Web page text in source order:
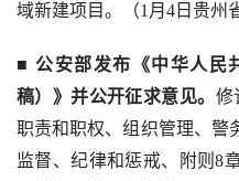
域新建项目。（1月4日贵州
■ 公安部发布《中华人民
稿）》并公开征求意见。 修
职责和职权、组织管理、警
监督、纪律和惩戒、附则8